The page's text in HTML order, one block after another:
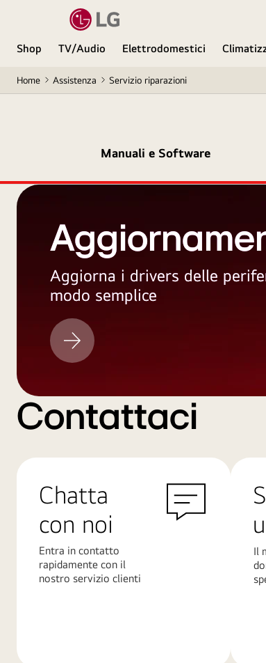
Shop TV/Audio Elettrodomestici
Home Assistenza Servizio riparazioni
Manuali e Software
Aggiorna i drivers delle
modo semplice
Aggiornamento
LG
Contattaci
Chatta
con noi
Entra in contatto
rapidamente con il
nostro servizio clienti
Il